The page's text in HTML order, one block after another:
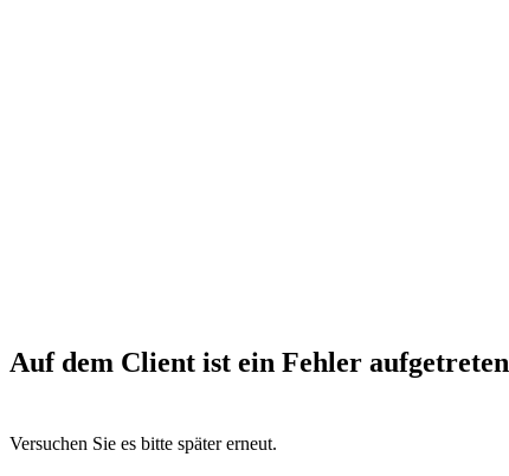
Auf dem Client ist ein Fehler aufgetreten
Versuchen Sie es bitte später erneut.